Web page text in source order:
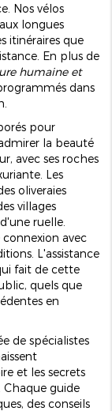
Nos vélos
longues
itinéraires que
En plus de
humaine et
dans
pour
la beauté
avec ses roches
Les
oliveraies
villages
ruelle.
avec
L'assistance
fait de cette
quels que
en
de spécialistes
et les secrets
Chaque guide
des conseils